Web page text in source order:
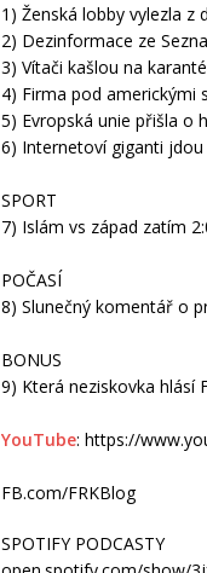
1) Ženská lobby vylezla z
2) Dezinformace ze
3) Vítači kašlou na
4) Firma pod americkými
5) Evropská unie přišla o
6) Internetoví giganti
SPORT
7) Islám vs západ zatím
POČASÍ
8) Slunečný komentář o
BONUS
9) Která neziskovka hlásí
YouTube: https://
FB.com/FRKBlog
SPOTIFY PODCASTY